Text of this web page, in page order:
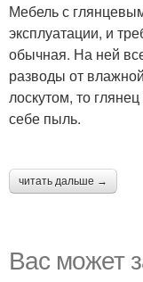
Мебель с
эксплуатации, и
обычная. На ней
разводы от
лоскутом, то
себе пыль.
читать дальше →
Вас может